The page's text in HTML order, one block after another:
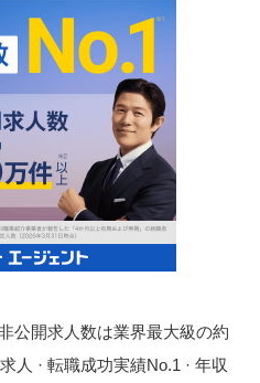
公開求人数は業界最大級の約
人 · 転職成功実績No.1 · 年収